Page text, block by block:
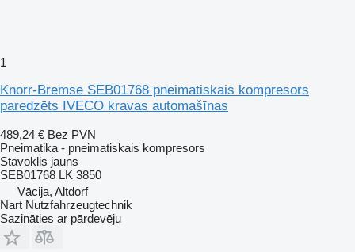
1
Knorr-Bremse SEB01768 pneimatiskais kompresors
paredzēts IVECO kravas automašīnas
489,24 € Bez PVN
Pneimatika - pneimatiskais kompresors
Stāvoklis jauns
SEB01768 LK 3850
Vācija, Altdorf
Nart Nutzfahrzeugtechnik
Sazināties ar pārdevēju